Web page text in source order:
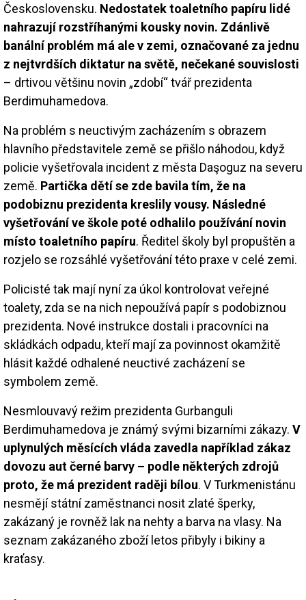
Československu. Nedostatek toaletního papíru lidé
nahrazují rozstříhanými kousky novin. Zdánlivě
banální problém má ale v zemi, označované za jednu
z nejtvrdších diktatur na světě, nečekané souvislosti
– drtivou většinu novin „zdobí“ tvář prezidenta
Berdimuhamedova.
Na problém s neuctivým zacházením s obrazem
hlavního představitele země se přišlo náhodou, když
policie vyšetřovala incident z města Daşoguz na severu
země. Partička dětí se zde bavila tím, že na
podobiznu prezidenta kreslily vousy. Následné
vyšetřování ve škole poté odhalilo používání novin
místo toaletního papíru. Ředitel školy byl propuštěn a
rozjelo se rozsáhlé vyšetřování této praxe v celé zemi.
Policisté tak mají nyní za úkol kontrolovat veřejné
toalety, zda se na nich nepoužívá papír s podobiznou
prezidenta. Nové instrukce dostali i pracovníci na
skládkách odpadu, kteří mají za povinnost okamžitě
hlásit každé odhalené neuctivé zacházení se
symbolem země.
Nesmlouvavý režim prezidenta Gurbanguli
Berdimuhamedova je známý svými bizarními zákazy. V
uplynulých měsících vláda zavedla například zákaz
dovozu aut černé barvy – podle některých zdrojů
proto, že má prezident raději bílou. V Turkmenistánu
nesmějí státní zaměstnanci nosit zlaté šperky,
zakázaný je rovněž lak na nehty a barva na vlasy. Na
seznam zakázaného zboží letos přibyly i bikiny a
kraťasy.